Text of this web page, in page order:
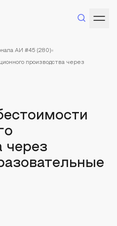
АИ #45 (280)
производства через
через